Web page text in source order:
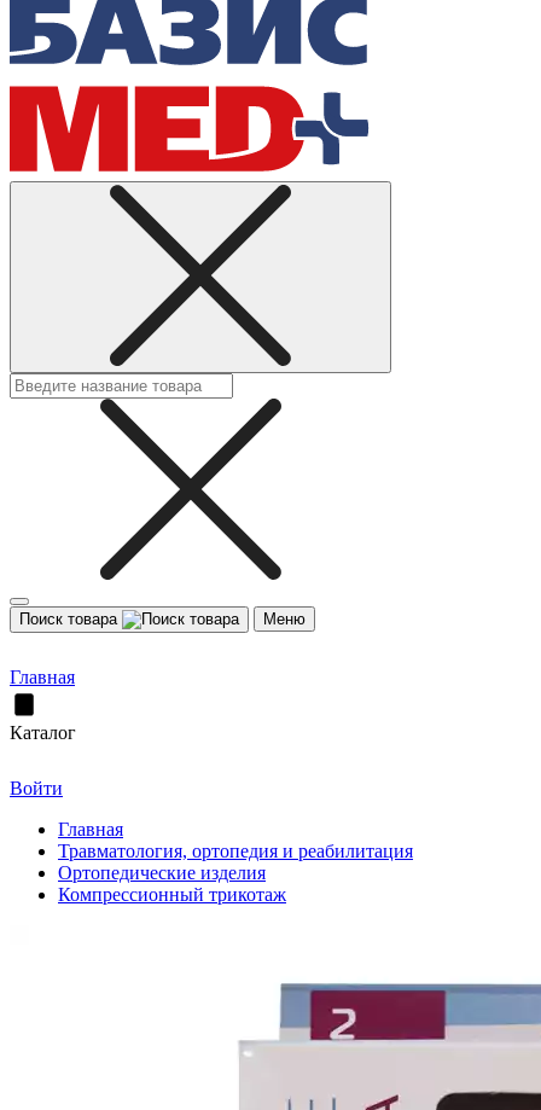
Поиск товара Меню
Главная
Каталог
Войти
Главная
Травматология, ортопедия и реабилитация
Ортопедические изделия
Компрессионный трикотаж